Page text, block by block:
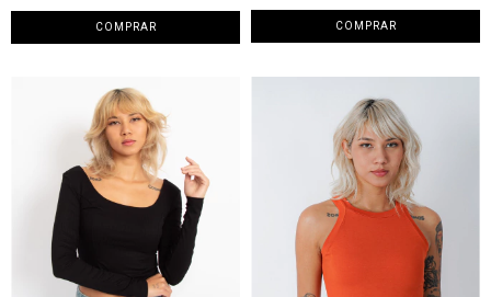
COMPRAR COMPRAR